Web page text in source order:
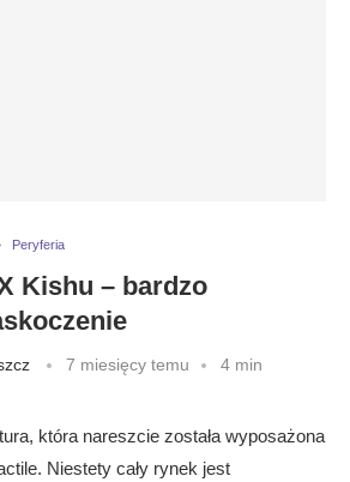
Peryferia
Kishu – bardzo
7 miesięcy temu
4 min
która nareszcie została wyposażona
Niestety cały rynek jest